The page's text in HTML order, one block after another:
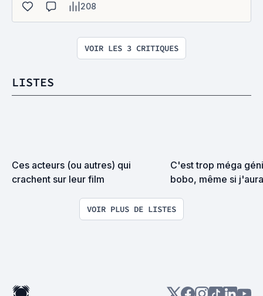
208
VOIR LES 3 CRITIQUES
LISTES
Ces acteurs (ou autres) qui
crachent sur leur film
C'est trop méga
bobo, même si
participative)
VOIR PLUS DE LISTES